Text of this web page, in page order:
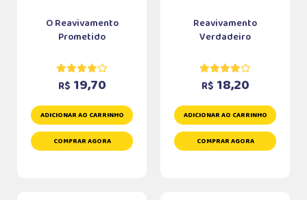
O Reavivamento
Prometido
R$ 19,70
ADICIONAR AO CARRINHO
COMPRAR AGORA
Reavivamento
Verdadeiro
R$ 18,20
ADICIONAR AO CARRINHO
COMPRAR AGORA